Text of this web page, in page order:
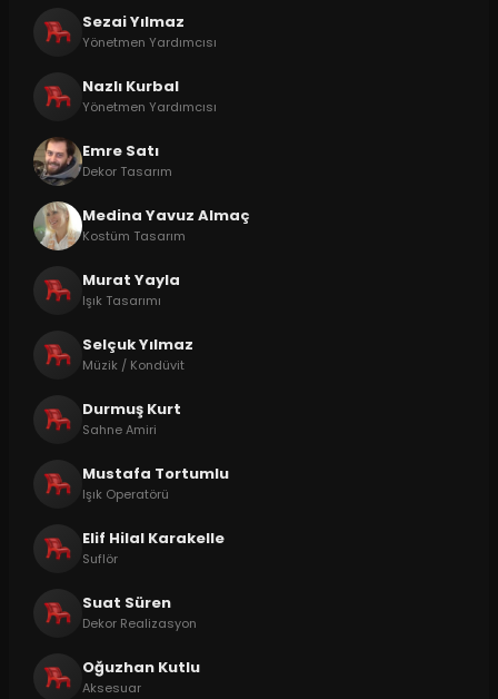
Sezai Yılmaz
Yönetmen Yardımcısı
Nazlı Kurbal
Yönetmen Yardımcısı
Emre Satı
Dekor Tasarım
Medina Yavuz Almaç
Kostüm Tasarım
Murat Yayla
Işık Tasarımı
Selçuk Yılmaz
Müzik / Kondüvit
Durmuş Kurt
Sahne Amiri
Mustafa Tortumlu
Işık Operatörü
Elif Hilal Karakelle
Suflör
Suat Süren
Dekor Realizasyon
Oğuzhan Kutlu
Aksesuar